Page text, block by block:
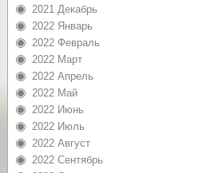
2021 Декабрь
2022 Январь
2022 Февраль
2022 Март
2022 Апрель
2022 Май
2022 Июнь
2022 Июль
2022 Август
2022 Сентябрь